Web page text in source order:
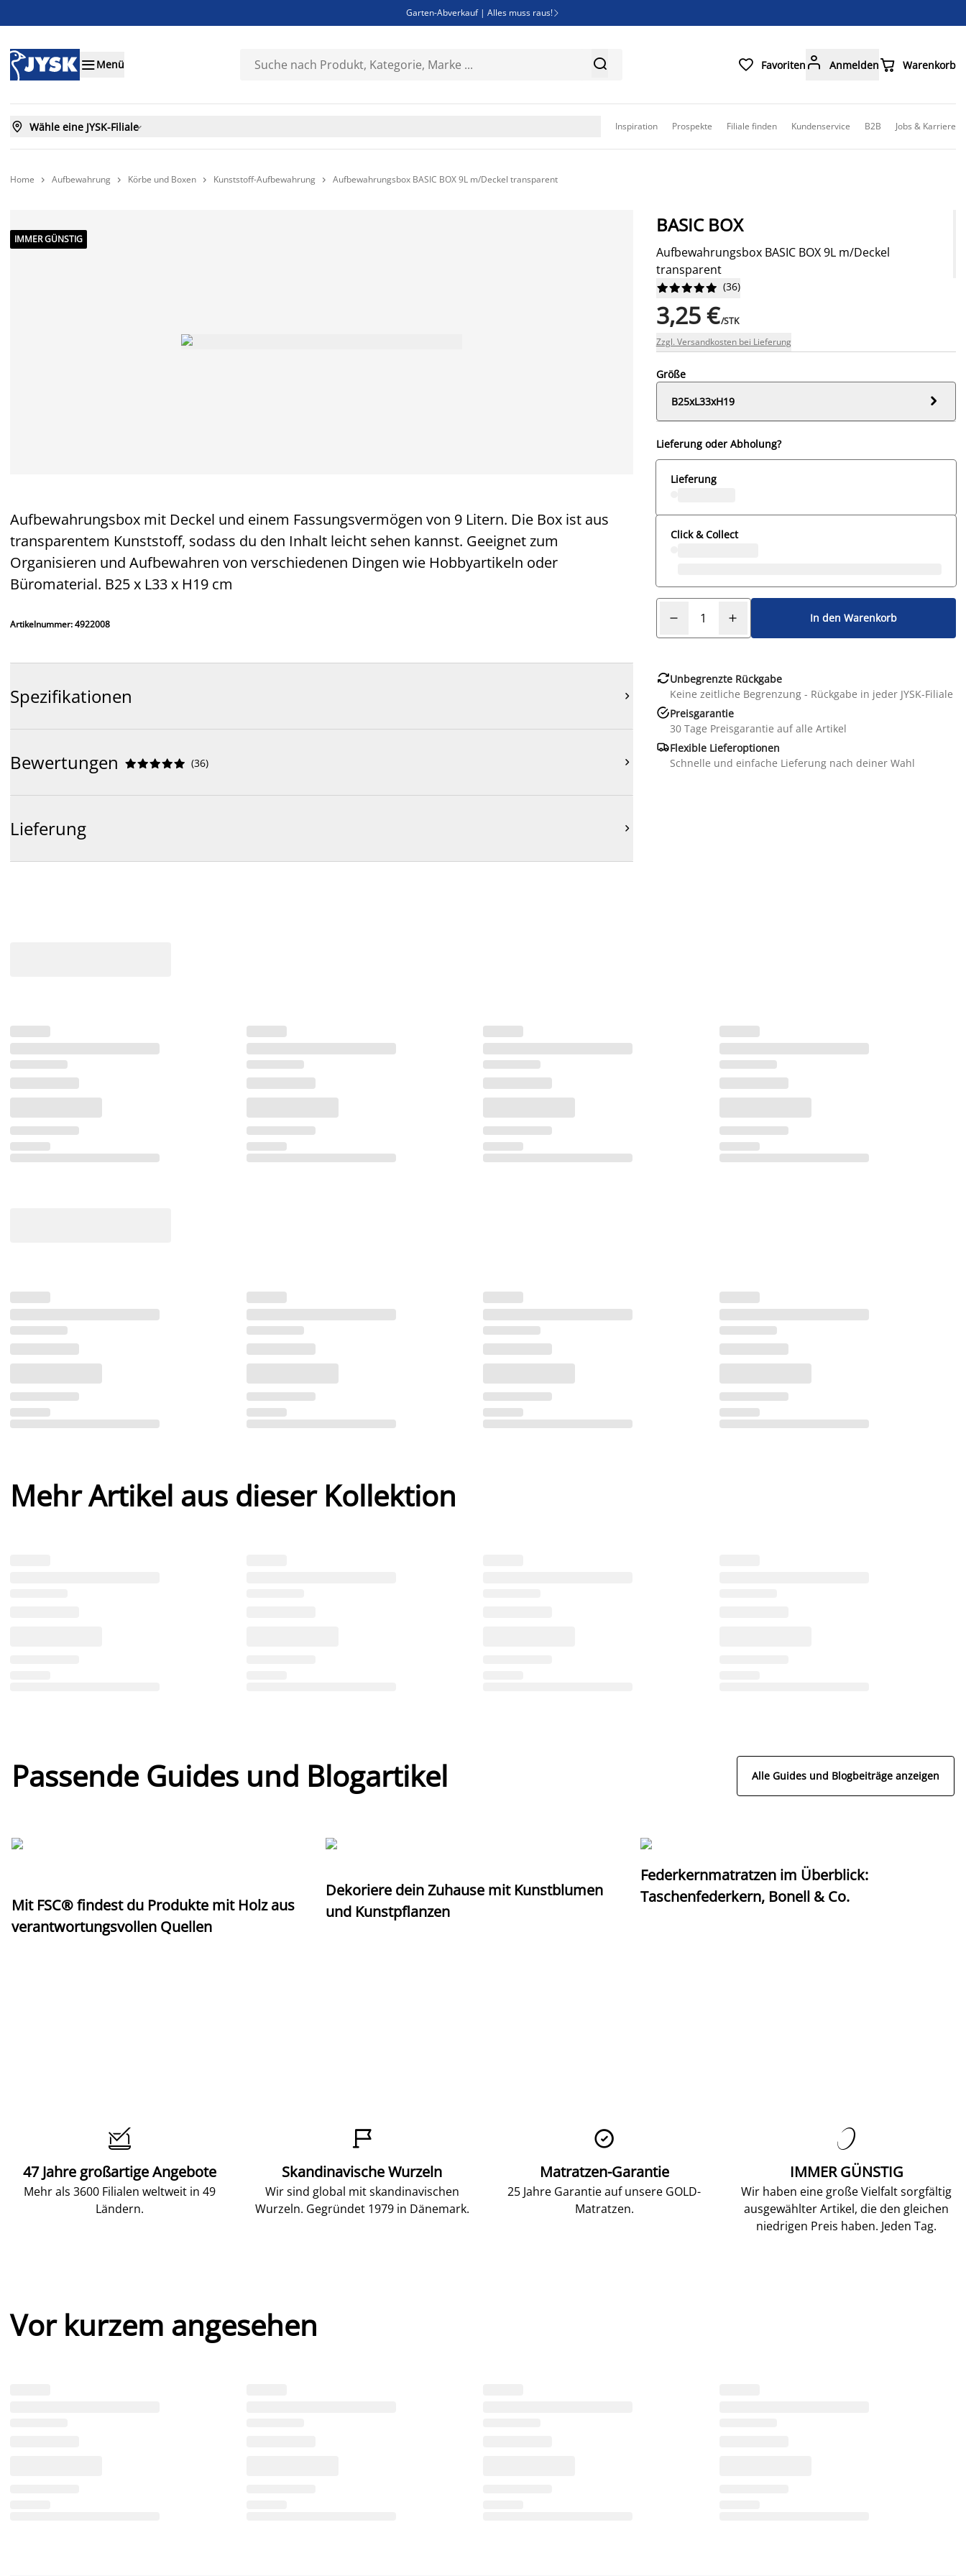
Garten-Abverkauf | Alles muss raus! 
Bist du Unternehmer? Entdecke JYSK-B2B
Menü   Favoriten  Anmelden Warenkorb
 Wähle eine JYSK-Filiale Inspiration Prospekte Filiale finden Kundenservice B2B Jobs & Karriere
Home  Aufbewahrung  Körbe und Boxen  Kunststoff-Aufbewahrung  Aufbewahrungsbox BASIC BOX 9L m/Deckel transparent
IMMER GÜNSTIG
Aufbewahrungsbox mit Deckel und einem Fassungsvermögen von 9 Litern. Die Box ist aus
transparentem Kunststoff, sodass du den Inhalt leicht sehen kannst. Geeignet zum
Organisieren und Aufbewahren von verschiedenen Dingen wie Hobbyartikeln oder
Büromaterial. B25 x L33 x H19 cm
Artikelnummer: 4922008
Spezifikationen 
Bewertungen 




 (36) 
Lieferung 
BASIC BOX
Aufbewahrungsbox BASIC BOX 9L m/Deckel
transparent





 (36)
3,25 €/STK
Zzgl. Versandkosten bei Lieferung
Größe
B25xL33xH19

Lieferung oder Abholung?
Lieferung
Click & Collect
In den Warenkorb
Unbegrenzte Rückgabe
Keine zeitliche Begrenzung - Rückgabe in jeder JYSK-Filiale
Preisgarantie
30 Tage Preisgarantie auf alle Artikel
Flexible Lieferoptionen
Schnelle und einfache Lieferung nach deiner Wahl
Mehr Artikel aus dieser Kollektion
Passende Guides und Blogartikel Alle Guides und Blogbeiträge anzeigen
Mit FSC® findest du Produkte mit Holz aus
verantwortungsvollen Quellen
Dekoriere dein Zuhause mit Kunstblumen
und Kunstpflanzen
Federkernmatratzen im Überblick:
Taschenfederkern, Bonell & Co.

47 Jahre großartige Angebote
Mehr als 3600 Filialen weltweit in 49
Ländern.

Skandinavische Wurzeln
Wir sind global mit skandinavischen
Wurzeln. Gegründet 1979 in Dänemark.

Matratzen-Garantie
25 Jahre Garantie auf unsere GOLD-
Matratzen.

IMMER GÜNSTIG
Wir haben eine große Vielfalt sorgfältig
ausgewählter Artikel, die den gleichen
niedrigen Preis haben. Jeden Tag.
Vor kurzem angesehen